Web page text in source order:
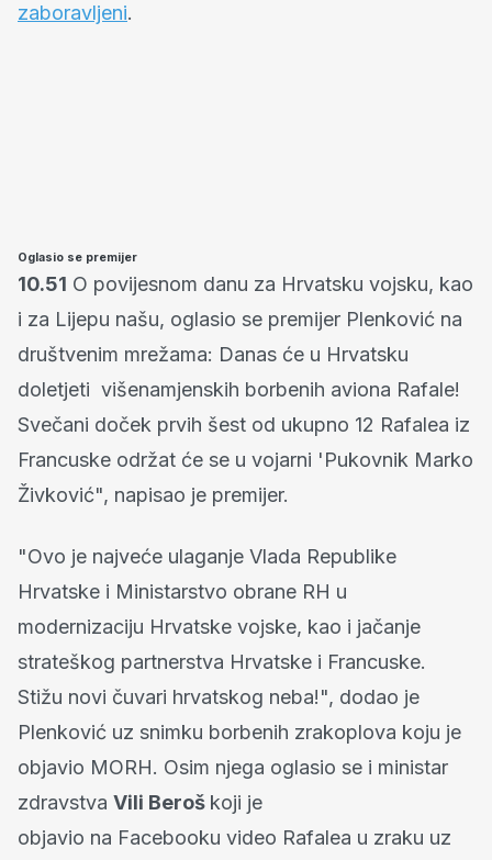
zaboravljeni.
Oglasio se premijer
10.51 O povijesnom danu za Hrvatsku vojsku, kao
i za Lijepu našu, oglasio se premijer Plenković na
društvenim mrežama: Danas će u Hrvatsku
doletjeti višenamjenskih borbenih aviona Rafale!
Svečani doček prvih šest od ukupno 12 Rafalea iz
Francuske održat će se u vojarni 'Pukovnik Marko
Živković", napisao je premijer.
"Ovo je najveće ulaganje Vlada Republike
Hrvatske i Ministarstvo obrane RH u
modernizaciju Hrvatske vojske, kao i jačanje
strateškog partnerstva Hrvatske i Francuske.
Stižu novi čuvari hrvatskog neba!", dodao je
Plenković uz snimku borbenih zrakoplova koju je
objavio MORH. Osim njega oglasio se i ministar
zdravstva Vili Beroš koji je
objavio na Facebooku video Rafalea u zraku uz